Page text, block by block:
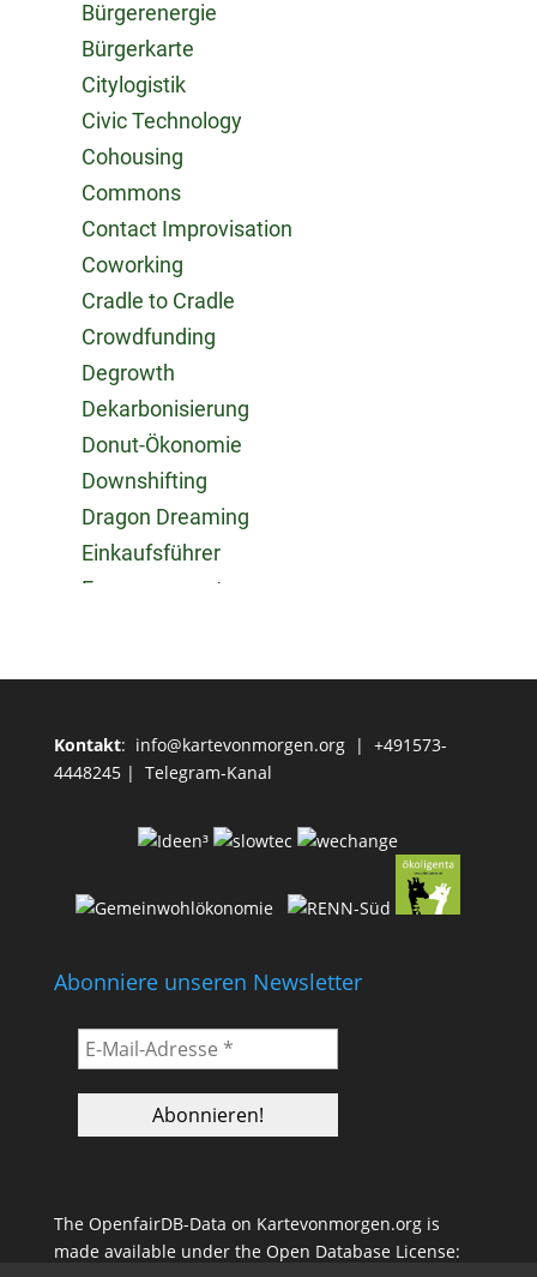
Kontakt: info@kartevonmorgen.org| +491573-
4448245 | Telegram-Kanal
Abonniere unseren Newsletter
The OpenfairDB-Data on Kartevonmorgen.org is
made available under the Open Database License: